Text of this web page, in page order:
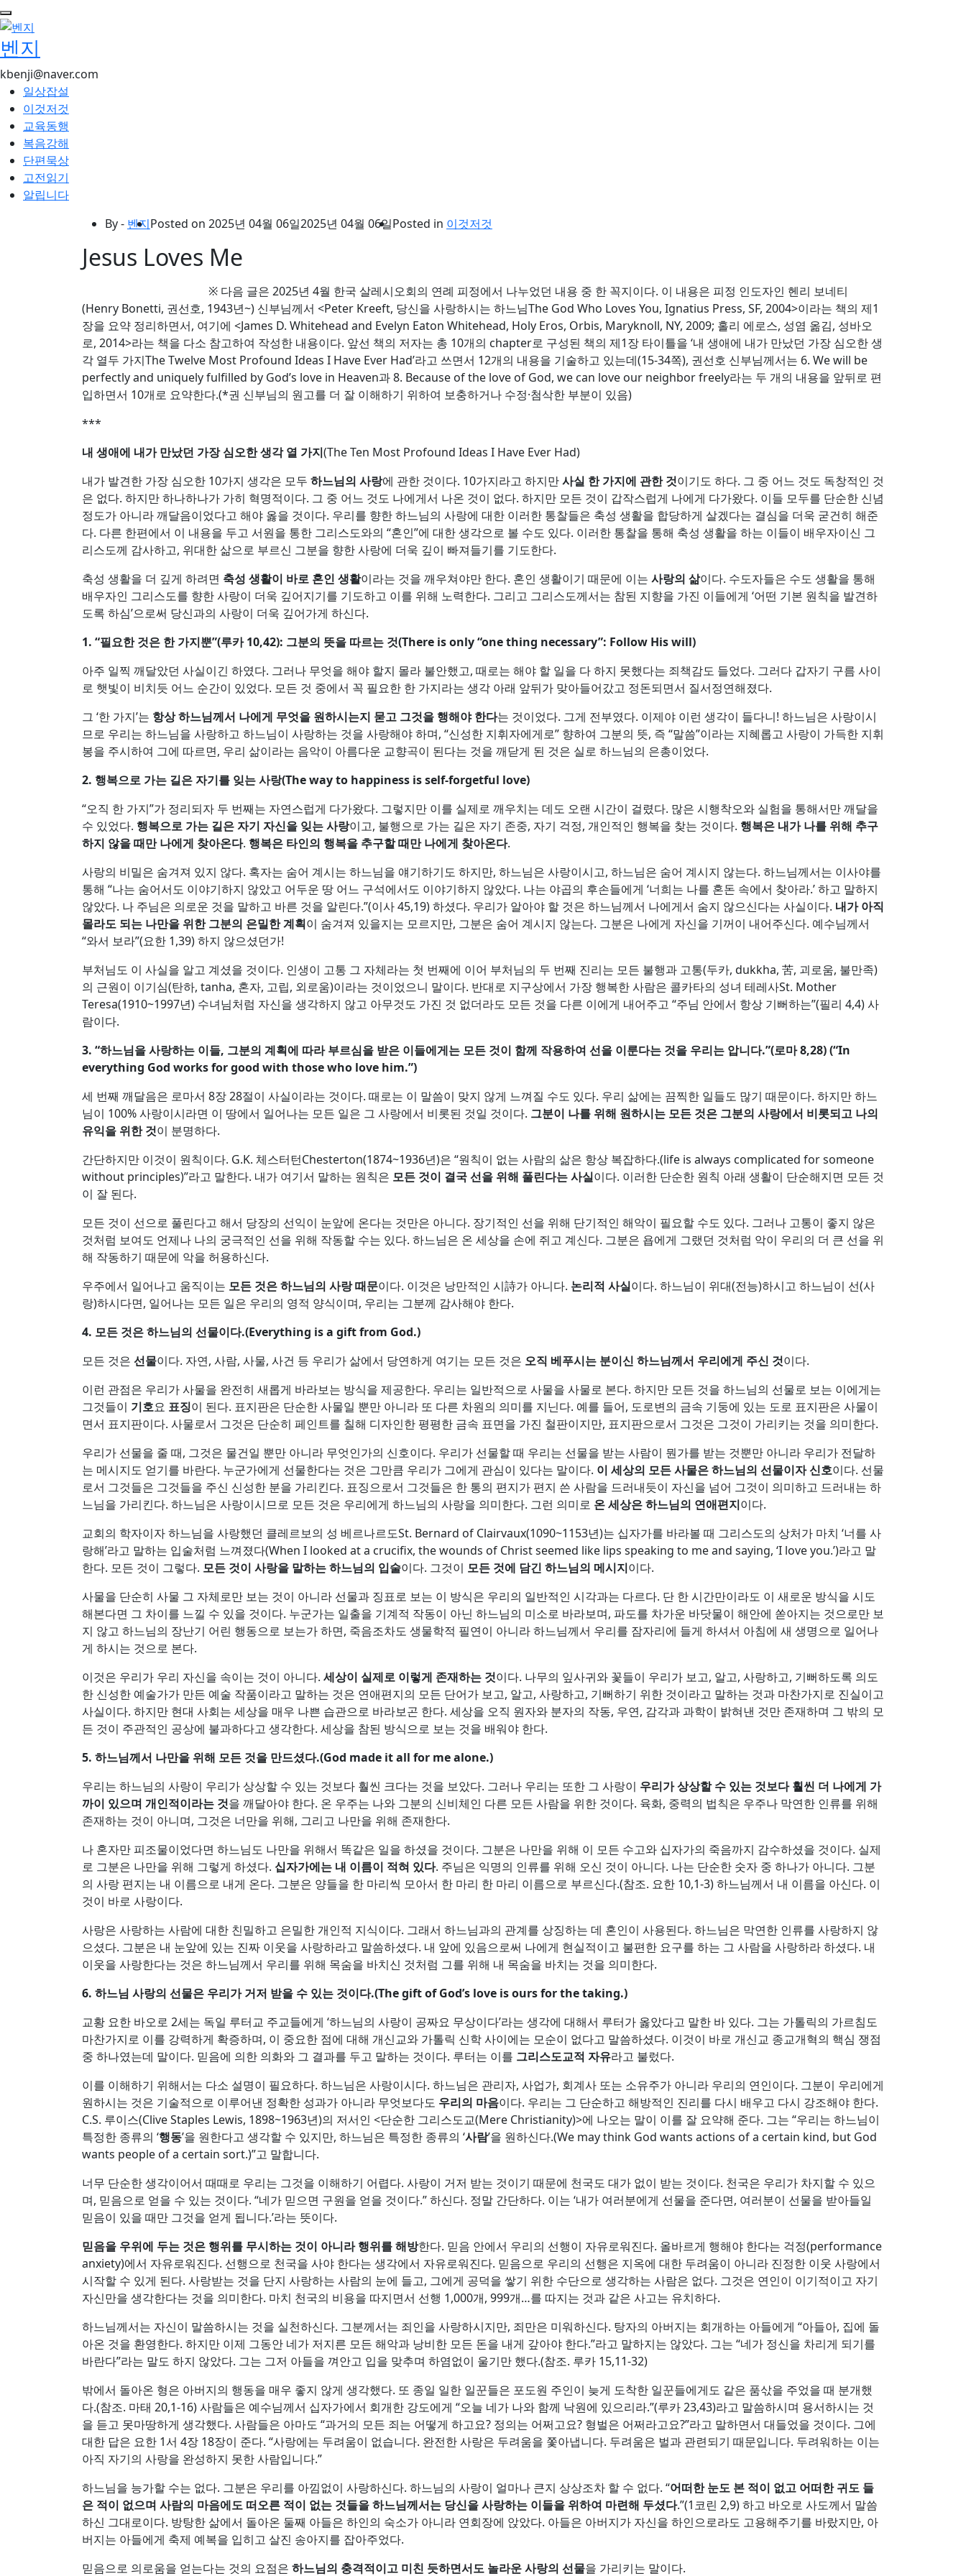
콘
텐
츠
로
건
너
뛰
기
벤지
kbenji@naver.com
일상잡설
이것저것
교육동행
복음강해
단편묵상
고전읽기
알립니다
By - 벤지Posted on 2025년 04월 06일2025년 04월 06일Posted in 이것저것
Jesus Loves Me
※ 다음 글은 2025년 4월 한국 살레시오회의 연례 피정에서 나누었던 내용 중 한 꼭지이다. 이 내용은 피정 인도자인 헨리 보네티
(Henry Bonetti, 권선호, 1943년~) 신부님께서 <Peter Kreeft, 당신을 사랑하시는 하느님The God Who Loves You, Ignatius Press, SF, 2004>이라는 책의 제1
장을 요약 정리하면서, 여기에 <James D. Whitehead and Evelyn Eaton Whitehead, Holy Eros, Orbis, Maryknoll, NY, 2009; 홀리 에로스, 성염 옮김, 성바오
로, 2014>라는 책을 다소 참고하여 작성한 내용이다. 앞선 책의 저자는 총 10개의 chapter로 구성된 책의 제1장 타이틀을 ‘내 생애에 내가 만났던 가장 심오한 생
각 열두 가지The Twelve Most Profound Ideas I Have Ever Had’라고 쓰면서 12개의 내용을 기술하고 있는데(15-34쪽), 권선호 신부님께서는 6. We will be
perfectly and uniquely fulfilled by God’s love in Heaven과 8. Because of the love of God, we can love our neighbor freely라는 두 개의 내용을 앞뒤로 편
입하면서 10개로 요약한다.(*권 신부님의 원고를 더 잘 이해하기 위하여 보충하거나 수정·첨삭한 부분이 있음)
***
내 생애에 내가 만났던 가장 심오한 생각 열 가지(The Ten Most Profound Ideas I Have Ever Had)
내가 발견한 가장 심오한 10가지 생각은 모두 하느님의 사랑에 관한 것이다. 10가지라고 하지만사실 한 가지에 관한 것이기도 하다. 그 중 어느 것도 독창적인 것
은 없다. 하지만 하나하나가 가히 혁명적이다. 그 중 어느 것도 나에게서 나온 것이 없다. 하지만 모든 것이 갑작스럽게 나에게 다가왔다. 이들 모두를 단순한 신념
정도가 아니라 깨달음이었다고 해야 옳을 것이다. 우리를 향한 하느님의 사랑에 대한 이러한 통찰들은 축성 생활을 합당하게 살겠다는 결심을 더욱 굳건히 해준
다. 다른 한편에서 이 내용을 두고 서원을 통한 그리스도와의 “혼인”에 대한 생각으로 볼 수도 있다. 이러한 통찰을 통해 축성 생활을 하는 이들이 배우자이신 그
리스도께 감사하고, 위대한 삶으로 부르신 그분을 향한 사랑에 더욱 깊이 빠져들기를 기도한다.
축성 생활을 더 깊게 하려면 축성 생활이 바로 혼인 생활이라는 것을 깨우쳐야만 한다. 혼인 생활이기 때문에 이는 사랑의 삶이다. 수도자들은 수도 생활을 통해
배우자인 그리스도를 향한 사랑이 더욱 깊어지기를 기도하고 이를 위해 노력한다. 그리고 그리스도께서는 참된 지향을 가진 이들에게 ‘어떤 기본 원칙을 발견하
도록 하심’으로써 당신과의 사랑이 더욱 깊어가게 하신다.
1. “필요한 것은 한 가지뿐”(루카10,42): 그분의 뜻을 따르는 것(There is only “one thing necessary”: Follow His will)
아주 일찍 깨달았던 사실이긴 하였다. 그러나 무엇을 해야 할지 몰라 불안했고, 때로는 해야 할 일을 다 하지 못했다는 죄책감도 들었다. 그러다 갑자기 구름 사이
로 햇빛이 비치듯 어느 순간이 있었다. 모든 것 중에서 꼭 필요한 한 가지라는 생각 아래 앞뒤가 맞아들어갔고 정돈되면서 질서정연해졌다.
그 ‘한 가지’는 항상 하느님께서 나에게 무엇을 원하시는지 묻고 그것을 행해야 한다는 것이었다. 그게 전부였다. 이제야 이런 생각이 들다니! 하느님은 사랑이시
므로 우리는 하느님을 사랑하고 하느님이 사랑하는 것을 사랑해야 하며, “신성한 지휘자에게로” 향하여 그분의 뜻, 즉 “말씀”이라는 지혜롭고 사랑이 가득한 지휘
봉을 주시하여 그에 따르면, 우리 삶이라는 음악이 아름다운 교향곡이 된다는 것을 깨닫게 된 것은 실로 하느님의 은총이었다.
2. 행복으로 가는 길은 자기를 잊는 사랑(The way to happiness is self-forgetful love)
“오직 한 가지”가 정리되자 두 번째는 자연스럽게 다가왔다. 그렇지만 이를 실제로 깨우치는 데도 오랜 시간이 걸렸다. 많은 시행착오와 실험을 통해서만 깨달을
수 있었다. 행복으로 가는 길은 자기 자신을 잊는 사랑이고, 불행으로 가는 길은 자기 존중, 자기 걱정, 개인적인 행복을 찾는 것이다. 행복은 내가 나를 위해 추구
하지 않을 때만 나에게 찾아온다. 행복은 타인의 행복을 추구할 때만 나에게 찾아온다.
사랑의 비밀은 숨겨져 있지 않다. 혹자는 숨어 계시는 하느님을 얘기하기도 하지만, 하느님은 사랑이시고, 하느님은 숨어 계시지 않는다. 하느님께서는 이사야를
통해 “나는 숨어서도 이야기하지 않았고 어두운 땅 어느 구석에서도 이야기하지 않았다. 나는 야곱의 후손들에게 ‘너희는 나를 혼돈 속에서 찾아라.’ 하고 말하지
않았다. 나 주님은 의로운 것을 말하고 바른 것을 알린다.”(이사 45,19) 하셨다. 우리가 알아야 할 것은 하느님께서 나에게서 숨지 않으신다는 사실이다. 내가 아직
몰라도 되는 나만을 위한 그분의 은밀한 계획이 숨겨져 있을지는 모르지만, 그분은 숨어 계시지 않는다. 그분은 나에게 자신을 기꺼이 내어주신다. 예수님께서
“와서 보라”(요한 1,39) 하지 않으셨던가!
부처님도 이 사실을 알고 계셨을 것이다. 인생이 고통 그 자체라는 첫 번째에 이어 부처님의 두 번째 진리는 모든 불행과 고통(두카, dukkha, 苦, 괴로움, 불만족)
의 근원이 이기심(탄하, tanha, 혼자, 고립, 외로움)이라는 것이었으니 말이다. 반대로 지구상에서 가장 행복한 사람은 콜카타의 성녀 테레사St. Mother
Teresa(1910~1997년) 수녀님처럼 자신을 생각하지 않고 아무것도 가진 것 없더라도 모든 것을 다른 이에게 내어주고 “주님 안에서 항상 기뻐하는”(필리 4,4) 사
람이다.
3. “하느님을 사랑하는 이들, 그분의 계획에 따라 부르심을 받은 이들에게는 모든 것이 함께 작용하여 선을 이룬다는 것을 우리는 압니다.”(로마8,28) (“In
everything God works for good with those who love him.”)
세 번째 깨달음은 로마서 8장 28절이 사실이라는 것이다. 때로는 이 말씀이 맞지 않게 느껴질 수도 있다. 우리 삶에는 끔찍한 일들도 많기 때문이다. 하지만 하느
님이 100% 사랑이시라면 이 땅에서 일어나는 모든 일은 그 사랑에서 비롯된 것일 것이다. 그분이 나를 위해 원하시는 모든 것은 그분의 사랑에서 비롯되고 나의
유익을 위한 것이 분명하다.
간단하지만 이것이 원칙이다. G.K. 체스터턴Chesterton(1874~1936년)은 “원칙이 없는 사람의 삶은 항상 복잡하다.(life is always complicated for someone
without principles)”라고 말한다. 내가 여기서 말하는 원칙은 모든 것이 결국 선을 위해 풀린다는 사실이다. 이러한 단순한 원칙 아래 생활이 단순해지면 모든 것
이 잘 된다.
모든 것이 선으로 풀린다고 해서 당장의 선익이 눈앞에 온다는 것만은 아니다. 장기적인 선을 위해 단기적인 해악이 필요할 수도 있다. 그러나 고통이 좋지 않은
것처럼 보여도 언제나 나의 궁극적인 선을 위해 작동할 수는 있다. 하느님은 온 세상을 손에 쥐고 계신다. 그분은 욥에게 그랬던 것처럼 악이 우리의 더 큰 선을 위
해 작동하기 때문에 악을 허용하신다.
우주에서 일어나고 움직이는 모든 것은 하느님의 사랑 때문이다. 이것은 낭만적인 시詩가 아니다. 논리적 사실이다. 하느님이 위대(전능)하시고 하느님이 선(사
랑)하시다면, 일어나는 모든 일은 우리의 영적 양식이며, 우리는 그분께 감사해야 한다.
4. 모든 것은 하느님의 선물이다.(Everything is a gift from God.)
모든 것은 선물이다. 자연, 사람, 사물, 사건 등 우리가 삶에서 당연하게 여기는 모든 것은 오직 베푸시는 분이신 하느님께서 우리에게 주신 것이다.
이런 관점은 우리가 사물을 완전히 새롭게 바라보는 방식을 제공한다. 우리는 일반적으로 사물을 사물로 본다. 하지만 모든 것을 하느님의 선물로 보는 이에게는
그것들이 기호요 표징이 된다. 표지판은 단순한 사물일 뿐만 아니라 또 다른 차원의 의미를 지닌다. 예를 들어, 도로변의 금속 기둥에 있는 도로 표지판은 사물이
면서 표지판이다. 사물로서 그것은 단순히 페인트를 칠해 디자인한 평평한 금속 표면을 가진 철판이지만, 표지판으로서 그것은 그것이 가리키는 것을 의미한다.
우리가 선물을 줄 때, 그것은 물건일 뿐만 아니라 무엇인가의 신호이다. 우리가 선물할 때 우리는 선물을 받는 사람이 뭔가를 받는 것뿐만 아니라 우리가 전달하
는 메시지도 얻기를 바란다. 누군가에게 선물한다는 것은 그만큼 우리가 그에게 관심이 있다는 말이다. 이 세상의 모든 사물은 하느님의 선물이자 신호이다. 선물
로서 그것들은 그것들을 주신 신성한 분을 가리킨다. 표징으로서 그것들은 한 통의 편지가 편지 쓴 사람을 드러내듯이 자신을 넘어 그것이 의미하고 드러내는 하
느님을 가리킨다. 하느님은 사랑이시므로 모든 것은 우리에게 하느님의 사랑을 의미한다. 그런 의미로 온 세상은 하느님의 연애편지이다.
교회의 학자이자 하느님을 사랑했던 클레르보의 성 베르나르도St. Bernard of Clairvaux(1090~1153년)는 십자가를 바라볼 때 그리스도의 상처가 마치 ‘너를 사
랑해’라고 말하는 입술처럼 느껴졌다(When I looked at a crucifix, the wounds of Christ seemed like lips speaking to me and saying, ‘I love you.’)라고 말
한다. 모든 것이 그렇다. 모든 것이 사랑을 말하는 하느님의 입술이다. 그것이 모든 것에 담긴 하느님의 메시지이다.
사물을 단순히 사물 그 자체로만 보는 것이 아니라 선물과 징표로 보는 이 방식은 우리의 일반적인 시각과는 다르다. 단 한 시간만이라도 이 새로운 방식을 시도
해본다면 그 차이를 느낄 수 있을 것이다. 누군가는 일출을 기계적 작동이 아닌 하느님의 미소로 바라보며, 파도를 차가운 바닷물이 해안에 쏟아지는 것으로만 보
지 않고 하느님의 장난기 어린 행동으로 보는가 하면, 죽음조차도 생물학적 필연이 아니라 하느님께서 우리를 잠자리에 들게 하셔서 아침에 새 생명으로 일어나
게 하시는 것으로 본다.
이것은 우리가 우리 자신을 속이는 것이 아니다. 세상이 실제로 이렇게 존재하는 것이다. 나무의 잎사귀와 꽃들이 우리가 보고, 알고, 사랑하고, 기뻐하도록 의도
한 신성한 예술가가 만든 예술 작품이라고 말하는 것은 연애편지의 모든 단어가 보고, 알고, 사랑하고, 기뻐하기 위한 것이라고 말하는 것과 마찬가지로 진실이고
사실이다. 하지만 현대 사회는 세상을 매우 나쁜 습관으로 바라보곤 한다. 세상을 오직 원자와 분자의 작동, 우연, 감각과 과학이 밝혀낸 것만 존재하며 그 밖의 모
든 것이 주관적인 공상에 불과하다고 생각한다. 세상을 참된 방식으로 보는 것을 배워야 한다.
5. 하느님께서 나만을 위해 모든 것을 만드셨다.(God made it all for me alone.)
우리는 하느님의 사랑이 우리가 상상할 수 있는 것보다 훨씬 크다는 것을 보았다. 그러나 우리는 또한 그 사랑이 우리가 상상할 수 있는 것보다 훨씬 더 나에게 가
까이 있으며 개인적이라는 것을 깨달아야 한다. 온 우주는 나와 그분의 신비체인 다른 모든 사람을 위한 것이다. 육화, 중력의 법칙은 우주나 막연한 인류를 위해
존재하는 것이 아니며, 그것은 너만을 위해, 그리고 나만을 위해 존재한다.
나 혼자만 피조물이었다면 하느님도 나만을 위해서 똑같은 일을 하셨을 것이다. 그분은 나만을 위해 이 모든 수고와 십자가의 죽음까지 감수하셨을 것이다. 실제
로 그분은 나만을 위해 그렇게 하셨다. 십자가에는 내 이름이 적혀 있다. 주님은 익명의 인류를 위해 오신 것이 아니다. 나는 단순한 숫자 중 하나가 아니다. 그분
의 사랑 편지는 내 이름으로 내게 온다. 그분은 양들을 한 마리씩 모아서 한 마리 한 마리 이름으로 부르신다.(참조. 요한 10,1-3) 하느님께서 내 이름을 아신다. 이
것이 바로 사랑이다.
사랑은 사랑하는 사람에 대한 친밀하고 은밀한 개인적 지식이다. 그래서 하느님과의 관계를 상징하는 데 혼인이 사용된다. 하느님은 막연한 인류를 사랑하지 않
으셨다. 그분은 내 눈앞에 있는 진짜 이웃을 사랑하라고 말씀하셨다. 내 앞에 있음으로써 나에게 현실적이고 불편한 요구를 하는 그 사람을 사랑하라 하셨다. 내
이웃을 사랑한다는 것은 하느님께서 우리를 위해 목숨을 바치신 것처럼 그를 위해 내 목숨을 바치는 것을 의미한다.
6. 하느님 사랑의 선물은 우리가 거저 받을 수 있는 것이다.(The gift of God’s love is ours for the taking.)
교황 요한 바오로 2세는 독일 루터교 주교들에게 ‘하느님의 사랑이 공짜요 무상이다’라는 생각에 대해서 루터가 옳았다고 말한 바 있다. 그는 가톨릭의 가르침도
마찬가지로 이를 강력하게 확증하며, 이 중요한 점에 대해 개신교와 가톨릭 신학 사이에는 모순이 없다고 말씀하셨다. 이것이 바로 개신교 종교개혁의 핵심 쟁점
중 하나였는데 말이다. 믿음에 의한 의화와 그 결과를 두고 말하는 것이다. 루터는 이를 그리스도교적 자유라고 불렀다.
이를 이해하기 위해서는 다소 설명이 필요하다. 하느님은 사랑이시다. 하느님은 관리자, 사업가, 회계사 또는 소유주가 아니라 우리의 연인이다. 그분이 우리에게
원하시는 것은 기술적으로 이루어낸 정확한 성과가 아니라 무엇보다도 우리의 마음이다. 우리는 그 단순하고 해방적인 진리를 다시 배우고 다시 강조해야 한다.
C.S. 루이스(Clive Staples Lewis, 1898~1963년)의 저서인 <단순한 그리스도교(Mere Christianity)>에 나오는 말이 이를 잘 요약해 준다. 그는 “우리는 하느님이
특정한 종류의 ‘행동’을 원한다고 생각할 수 있지만, 하느님은 특정한 종류의 ‘사람’을 원하신다.(We may think God wants actions of a certain kind, but God
wants people of a certain sort.)”고 말합니다.
너무 단순한 생각이어서 때때로 우리는 그것을 이해하기 어렵다. 사랑이 거저 받는 것이기 때문에 천국도 대가 없이 받는 것이다. 천국은 우리가 차지할 수 있으
며, 믿음으로 얻을 수 있는 것이다. “네가 믿으면 구원을 얻을 것이다.” 하신다. 정말 간단하다. 이는 ‘내가 여러분에게 선물을 준다면, 여러분이 선물을 받아들일
믿음이 있을 때만 그것을 얻게 됩니다.’라는 뜻이다.
믿음을 우위에 두는 것은 행위를 무시하는 것이 아니라 행위를 해방한다. 믿음 안에서 우리의 선행이 자유로워진다. 올바르게 행해야 한다는 걱정(performance
anxiety)에서 자유로워진다. 선행으로 천국을 사야 한다는 생각에서 자유로워진다. 믿음으로 우리의 선행은 지옥에 대한 두려움이 아니라 진정한 이웃 사랑에서
시작할 수 있게 된다. 사랑받는 것을 단지 사랑하는 사람의 눈에 들고, 그에게 공덕을 쌓기 위한 수단으로 생각하는 사람은 없다. 그것은 연인이 이기적이고 자기
자신만을 생각한다는 것을 의미한다. 마치 천국의 비용을 따지면서 선행 1,000개, 999개…를 따지는 것과 같은 사고는 유치하다.
하느님께서는 자신이 말씀하시는 것을 실천하신다. 그분께서는 죄인을 사랑하시지만, 죄만은 미워하신다. 탕자의 아버지는 회개하는 아들에게 “아들아, 집에 돌
아온 것을 환영한다. 하지만 이제 그동안 네가 저지른 모든 해악과 낭비한 모든 돈을 내게 갚아야 한다.”라고 말하지는 않았다. 그는 “네가 정신을 차리게 되기를
바란다”라는 말도 하지 않았다. 그는 그저 아들을 껴안고 입을 맞추며 하염없이 울기만 했다.(참조. 루카 15,11-32)
밖에서 돌아온 형은 아버지의 행동을 매우 좋지 않게 생각했다. 또 종일 일한 일꾼들은 포도원 주인이 늦게 도착한 일꾼들에게도 같은 품삯을 주었을 때 분개했
다.(참조. 마태 20,1-16) 사람들은 예수님께서 십자가에서 회개한 강도에게 “오늘 네가 나와 함께 낙원에 있으리라.”(루카 23,43)라고 말씀하시며 용서하시는 것
을 듣고 못마땅하게 생각했다. 사람들은 아마도 “과거의 모든 죄는 어떻게 하고요? 정의는 어쩌고요? 형벌은 어쩌라고요?”라고 말하면서 대들었을 것이다. 그에
대한 답은 요한 1서 4장 18장이 준다. “사랑에는 두려움이 없습니다. 완전한 사랑은 두려움을 쫓아냅니다. 두려움은 벌과 관련되기 때문입니다. 두려워하는 이는
아직 자기의 사랑을 완성하지 못한 사람입니다.”
하느님을 능가할 수는 없다. 그분은 우리를 아낌없이 사랑하신다. 하느님의 사랑이 얼마나 큰지 상상조차 할 수 없다. “어떠한 눈도 본 적이 없고 어떠한 귀도 들
은 적이 없으며 사람의 마음에도 떠오른 적이 없는 것들을 하느님께서는 당신을 사랑하는 이들을 위하여 마련해 두셨다.”(1코린 2,9) 하고 바오로 사도께서 말씀
하신 그대로이다. 방탕한 삶에서 돌아온 둘째 아들은 하인의 숙소가 아니라 연회장에 앉았다. 아들은 아버지가 자신을 하인으로라도 고용해주기를 바랐지만, 아
버지는 아들에게 축제 예복을 입히고 살진 송아지를 잡아주었다.
믿음으로 의로움을 얻는다는 것의 요점은 하느님의 충격적이고 미친 듯하면서도 놀라운 사랑의 선물을 가리키는 말이다.